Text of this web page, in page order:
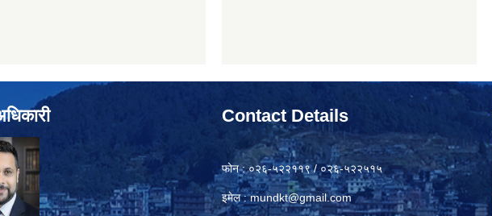
Contact Details
फोन : ०२६-५२२११९ / ०२६-५२२५१५
इमेल :mundkt@gmail.com